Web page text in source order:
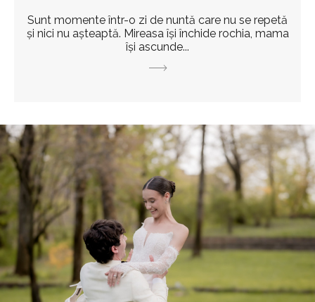
Sunt momente într-o zi de nuntă care nu se repetă
și nici nu așteaptă. Mireasa își închide rochia, mama
își ascunde...